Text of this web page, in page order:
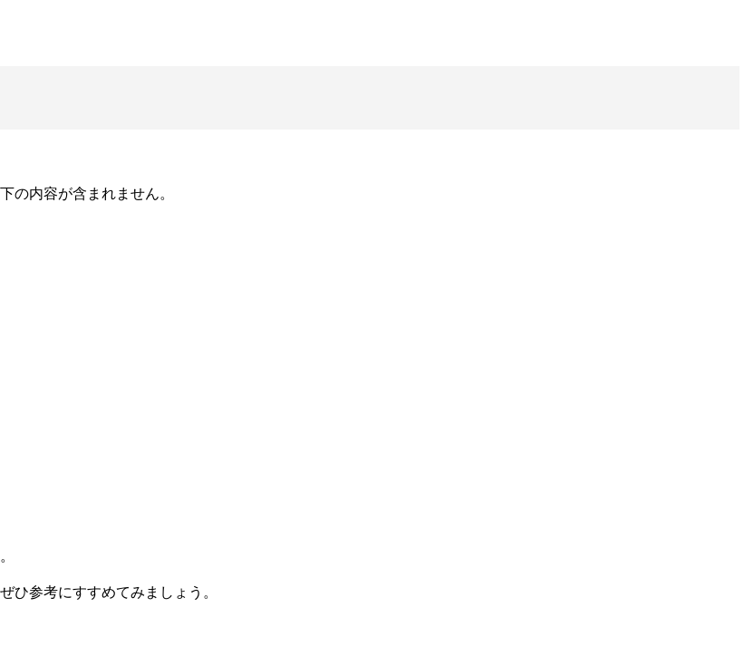
の内容が含まれません。
参考にすすめてみましょう。